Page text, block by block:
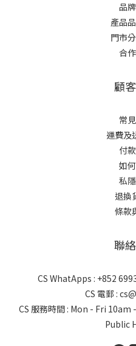
品
產品
門市
合
顧
常
運費及
付
如
私
退換
條款
聯
CS WhatApps : +852
CS 電郵 :
CS 服務時間 : Mon - Fri
Public